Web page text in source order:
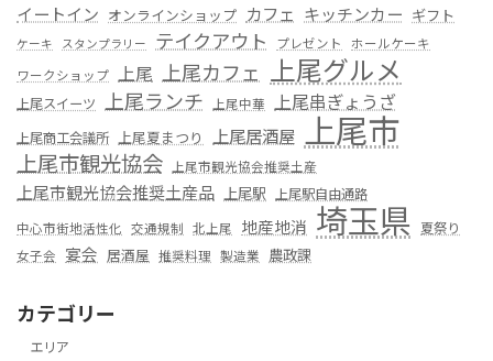
イートイン オンラインショップ カフェ キッチンカー ギフト
ケーキ スタンプラリー テイクアウト プレゼント
ホールケーキ
ワークショップ 上尾 上尾カフェ 上尾グルメ
上尾スイーツ 上尾ランチ 上尾中華 上尾串ぎょうざ
上尾商工会議所 上尾夏まつり 上尾居酒屋 上尾市
上尾市観光協会 上尾市観光協会推奨土産
上尾市観光協会推奨土産品 上尾駅 上尾駅自由通路
中心市街地活性化 交通規制 北上尾 地産地消 埼玉県 夏祭り
女子会 宴会 居酒屋 推奨料理 製造業 農政課
カテゴリー
エリア